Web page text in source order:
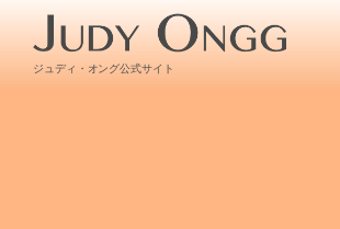
ジュディ・オング公式サイト